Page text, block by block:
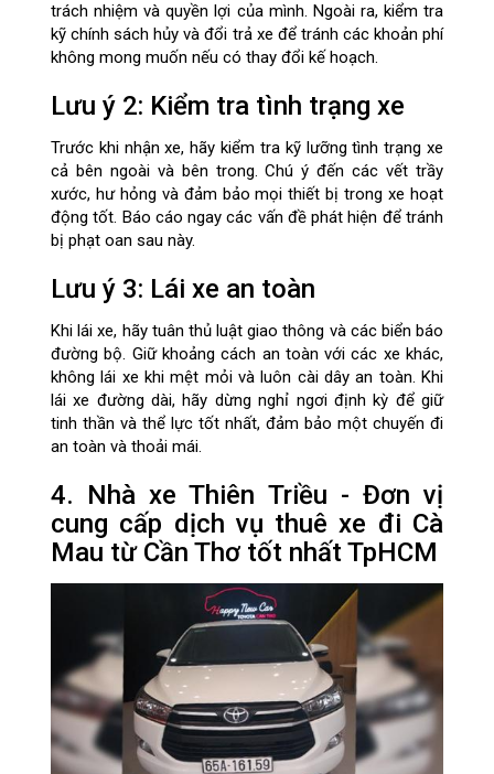
trách nhiệm và quyền lợi của mình. Ngoài ra, kiểm tra
kỹ chính sách hủy và đổi trả xe để tránh các khoản phí
không mong muốn nếu có thay đổi kế hoạch.
Lưu ý 2: Kiểm tra tình trạng xe
Trước khi nhận xe, hãy kiểm tra kỹ lưỡng tình trạng xe
cả bên ngoài và bên trong. Chú ý đến các vết trầy
xước, hư hỏng và đảm bảo mọi thiết bị trong xe hoạt
động tốt. Báo cáo ngay các vấn đề phát hiện để tránh
bị phạt oan sau này.
Lưu ý 3: Lái xe an toàn
Khi lái xe, hãy tuân thủ luật giao thông và các biển báo
đường bộ. Giữ khoảng cách an toàn với các xe khác,
không lái xe khi mệt mỏi và luôn cài dây an toàn. Khi
lái xe đường dài, hãy dừng nghỉ ngơi định kỳ để giữ
tinh thần và thể lực tốt nhất, đảm bảo một chuyến đi
an toàn và thoải mái.
4. Nhà xe Thiên Triều - Đơn vị
cung cấp dịch vụ thuê xe đi Cà
Mau từ Cần Thơ tốt nhất TpHCM